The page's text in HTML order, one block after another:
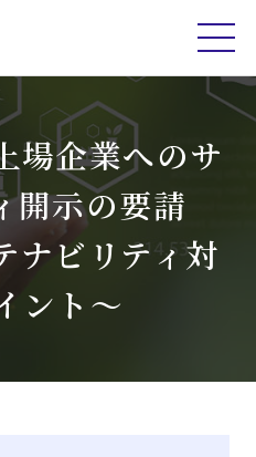
場企業へのサ
開示の要請
ナビリティ対
ント～